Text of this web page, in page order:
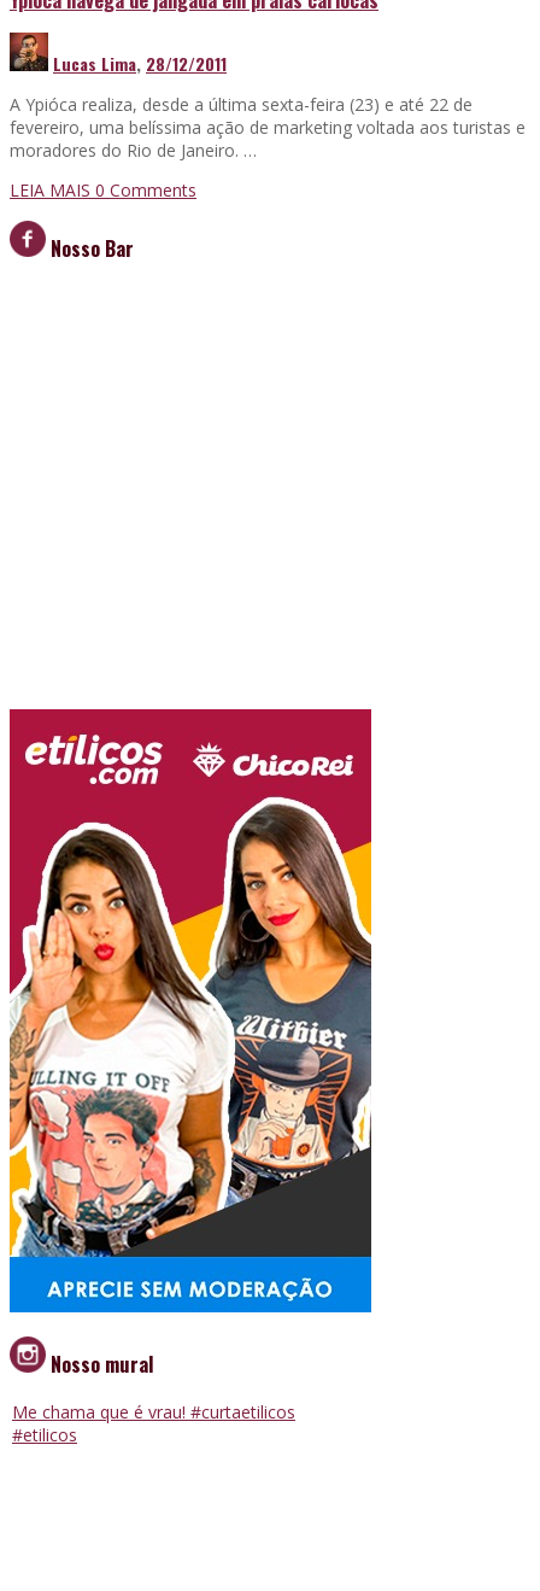
Lucas Lima, 28/12/2011
A Ypióca realiza, desde a última sexta-feira (23) e até 22 de
fevereiro, uma belíssima ação de marketing voltada aos turistas e
moradores do Rio de Janeiro. …
LEIA MAIS 0 Comments
Nosso Bar
Nosso mural
Me chama que é vrau! #curtaetilicos
#etilicos